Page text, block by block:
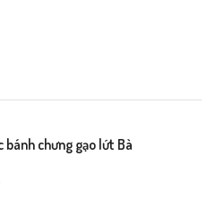
bánh chưng gạo lứt Bà